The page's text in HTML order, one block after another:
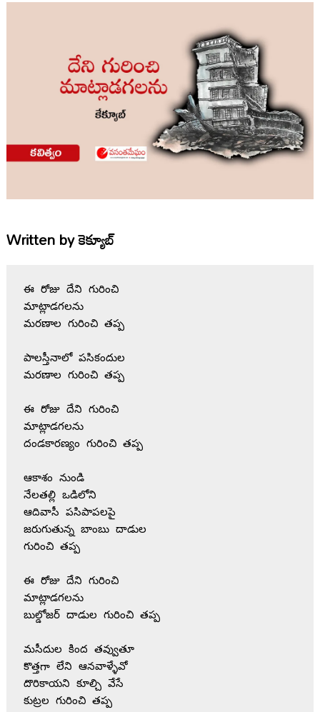
Written byకెక్యూబ్
ఈ రోజు దేని గురించి
మాట్లాడగలను
మరణాల గురించి తప్ప
పాలస్తీనాలో పసికందుల
మరణాల గురించి తప్ప
ఈ రోజు దేని గురించి
మాట్లాడగలను
దండకారణ్యం గురించి తప్ప
ఆకాశం నుండి
నేలతల్లి ఒడిలోని
ఆదివాసీ పసిపాపలపై
జరుగుతున్న బాంబు దాడుల
గురించి తప్ప
ఈ రోజు దేని గురించి
మాట్లాడగలను
బుల్డోజర్ దాడుల గురించి తప్ప
మసీదుల కింద తవ్వుతూ
కొత్తగా లేని ఆనవాళ్ళేవో
దొరికాయని కూల్చి వేసే
కుట్రల గురించి తప్ప